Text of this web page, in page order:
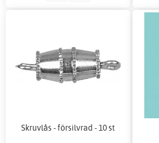
Skruvlås - försilvrad - 10 st